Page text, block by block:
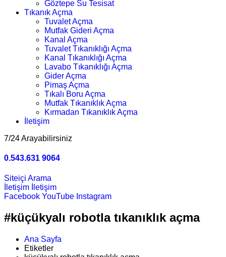
Göztepe Su Tesisat
Tıkanık Açma
Tuvalet Açma
Mutfak Gideri Açma
Kanal Açma
Tuvalet Tıkanıklığı Açma
Kanal Tıkanıklığı Açma
Lavabo Tıkanıklığı Açma
Gider Açma
Pimaş Açma
Tıkalı Boru Açma
Mutfak Tıkanıklık Açma
Kırmadan Tıkanıklık Açma
İletişim
7/24 Arayabilirsiniz
0.543.631 9064
Siteiçi Arama
İletişim
İletişim
Facebook YouTube Instagram
#küçükyalı robotla tıkanıklık açma
Ana Sayfa
Etiketler